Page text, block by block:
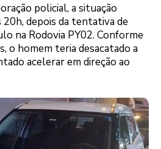
policial, a situação
depois da tentativa de
na Rodovia PY02. Conforme
o homem teria desacatado a
acelerar em direção ao